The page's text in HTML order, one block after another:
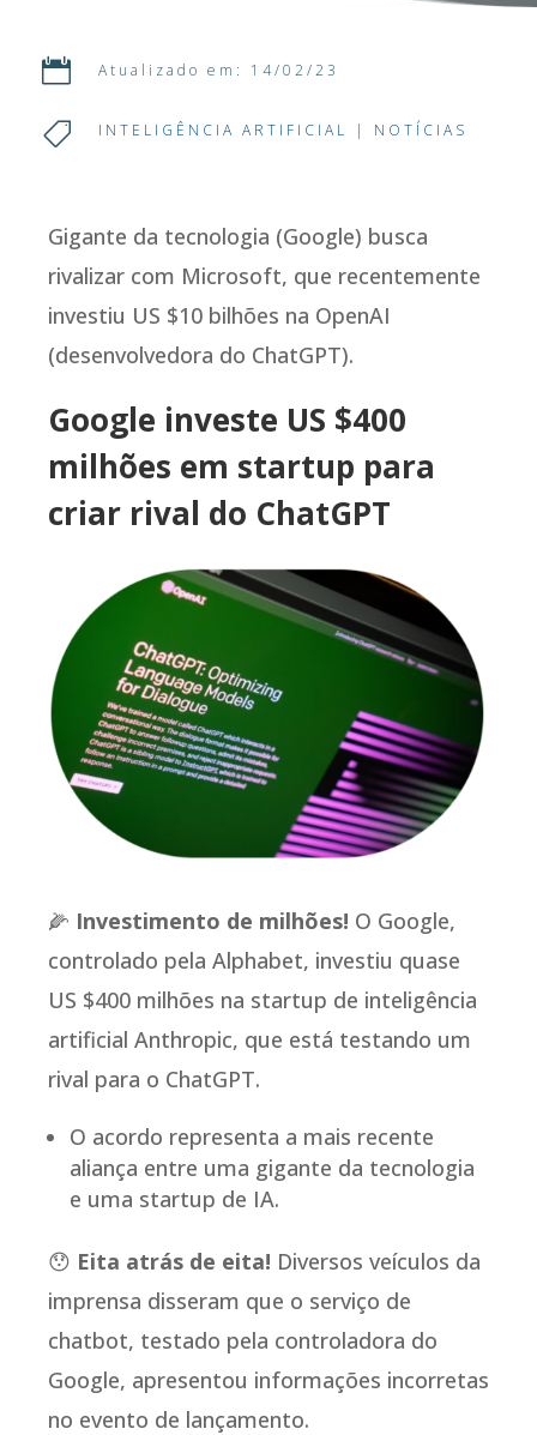
 Atualizado em: 14/02/23
 INTELIGÊNCIA ARTIFICIAL | NOTÍCIAS
Gigante da tecnologia (Google) busca
rivalizar com Microsoft, que recentemente
investiu US $10 bilhões na OpenAI
(desenvolvedora do ChatGPT).
Google investe US $400
milhões em startup para
criar rival do ChatGPT
🌽 Investimento de milhões! O Google,
controlado pela Alphabet, investiu quase
US $400 milhões na startup de inteligência
artificial Anthropic, que está testando um
rival para o ChatGPT.
O acordo representa a mais recente
aliança entre uma gigante da tecnologia
e uma startup de IA.
😯 Eita atrás de eita! Diversos veículos da
imprensa disseram que o serviço de
chatbot, testado pela controladora do
Google, apresentou informações incorretas
no evento de lançamento.